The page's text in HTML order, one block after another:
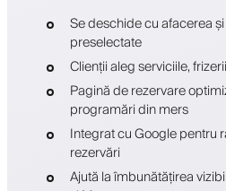
Se deschide cu afacerea
preselectate
Clienții aleg serviciile,
Pagină de rezervare
programări din mers
Integrat cu Google pentru
rezervări
Ajută la îmbunătățirea